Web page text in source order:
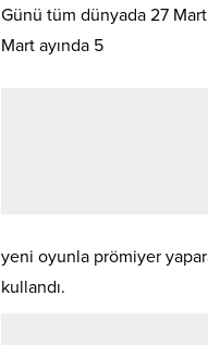
Günü tüm dünyada 27
Mart ayında 5
yeni oyunla prömiyer
kullandı.